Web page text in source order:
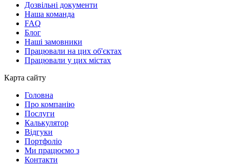
Дозвільні документи
Наша команда
FAQ
Блог
Наші замовники
Працювали на цих об'єктах
Працювали у цих містах
Карта сайту
Головна
Про компанію
Послуги
Калькулятор
Відгуки
Портфоліо
Ми працюємо з
Контакти